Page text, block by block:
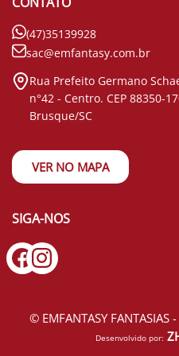
(47)35139928
sac@emfantasy.com.br
Rua Prefeito Germano
n°42 - Centro. CEP 88350-
Brusque/SC
VER NO MAPA
SIGA-NOS
© EMFANTASY
Desenvolvido por: